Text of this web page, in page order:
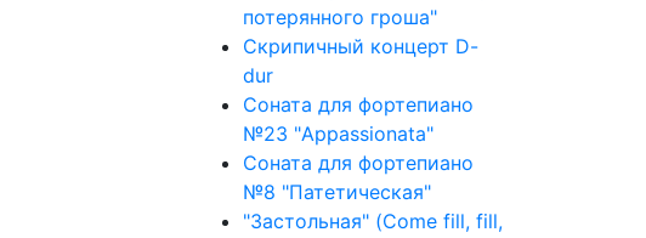
потерянного гроша"
Скрипичный концерт D-
dur
Соната для фортепиано
№23 "Appassionata"
Соната для фортепиано
№8 "Патетическая"
"Застольная" (Come fill, fill,